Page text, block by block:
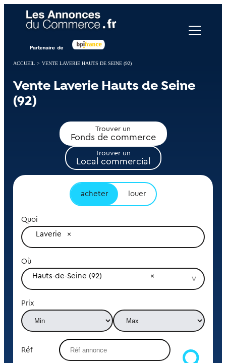
ACCUEIL > VENTE LAVERIE HAUTS DE SEINE (92)
Vente Laverie Hauts de Seine
(92)
Trouver un
Fonds de commerce
Trouver un
Local commercial
acheter louer
Quoi
Laverie
Où
Hauts-de-Seine (92)
Prix
Réf
Panneau de gestion des cookies